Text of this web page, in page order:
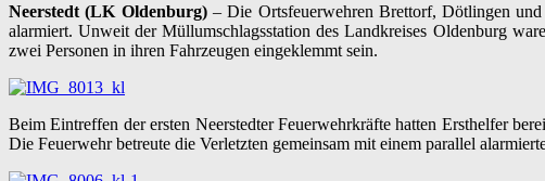
Neerstedt (LK Oldenburg)– Die Ortsfeuerwehren Brettorf, Dötlingen und
alarmiert. Unweit der Müllumschlagsstation des Landkreises Oldenburg
zwei Personen in ihren Fahrzeugen eingeklemmt sein.
Beim Eintreffen der ersten Neerstedter Feuerwehrkräfte hatten Ersthelfer
Die Feuerwehr betreute die Verletzten gemeinsam mit einem parallel